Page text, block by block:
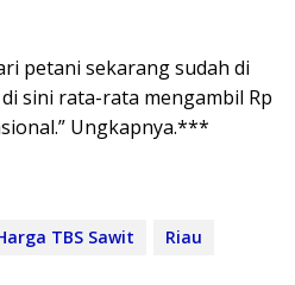
petani sekarang sudah di
sini rata-rata mengambil Rp
Ungkapnya.***
TBS Sawit
Riau